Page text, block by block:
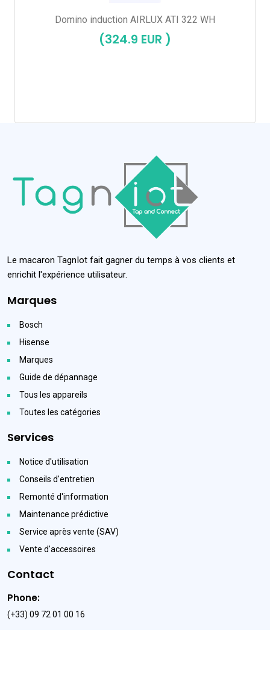
Domino induction AIRLUX ATI 322 WH
(324.9 EUR )
Le macaron TagnIot fait gagner du temps à vos clients et
enrichit l'expérience utilisateur.
Marques
Bosch
Hisense
Marques
Guide de dépannage
Tous les appareils
Toutes les catégories
Services
Notice d'utilisation
Conseils d'entretien
Remonté d'information
Maintenance prédictive
Service après vente (SAV)
Vente d'accessoires
Contact
Phone:
(+33) 09 72 01 00 16